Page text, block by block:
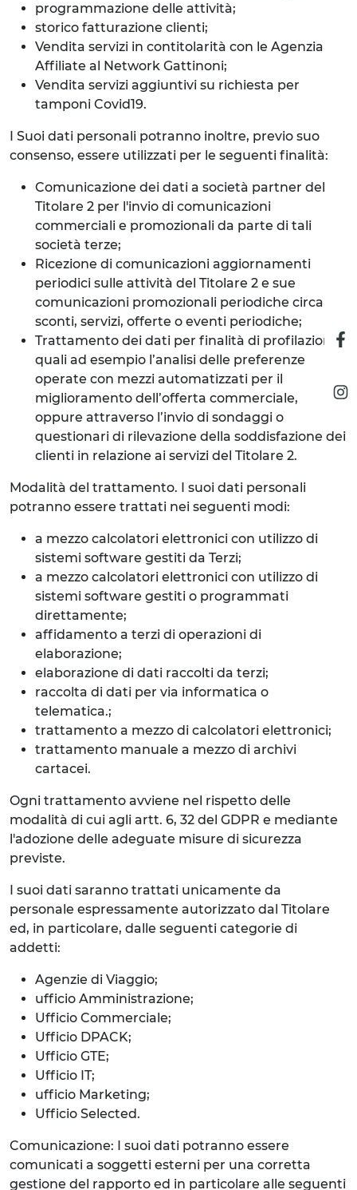
programmazione delle attività;
storico fatturazione clienti;
Vendita servizi in contitolarità con le Agenzia
Affiliate al Network Gattinoni;
Vendita servizi aggiuntivi su richiesta per
tamponi Covid19.
I Suoi dati personali potranno inoltre, previo suo
consenso, essere utilizzati per le seguenti finalità:
Comunicazione dei dati a società partner del
Titolare 2 per l'invio di comunicazioni
commerciali e promozionali da parte di tali
società terze;
Ricezione di comunicazioni aggiornamenti
periodici sulle attività del Titolare 2 e sue
comunicazioni promozionali periodiche circa
sconti, servizi, offerte o eventi periodiche;
Trattamento dei dati per finalità di profilazione,
quali ad esempio l’analisi delle preferenze
operate con mezzi automatizzati per il
miglioramento dell’offerta commerciale,
oppure attraverso l’invio di sondaggi o
questionari di rilevazione della soddisfazione dei
clienti in relazione ai servizi del Titolare 2.
Modalità del trattamento. I suoi dati personali
potranno essere trattati nei seguenti modi:
a mezzo calcolatori elettronici con utilizzo di
sistemi software gestiti da Terzi;
a mezzo calcolatori elettronici con utilizzo di
sistemi software gestiti o programmati
direttamente;
affidamento a terzi di operazioni di
elaborazione;
elaborazione di dati raccolti da terzi;
raccolta di dati per via informatica o
telematica.;
trattamento a mezzo di calcolatori elettronici;
trattamento manuale a mezzo di archivi
cartacei.
Ogni trattamento avviene nel rispetto delle
modalità di cui agli artt. 6, 32 del GDPR e mediante
l'adozione delle adeguate misure di sicurezza
previste.
I suoi dati saranno trattati unicamente da
personale espressamente autorizzato dal Titolare
ed, in particolare, dalle seguenti categorie di
addetti:
Agenzie di Viaggio;
ufficio Amministrazione;
Ufficio Commerciale;
Ufficio DPACK;
Ufficio GTE;
Ufficio IT;
ufficio Marketing;
Ufficio Selected.
Comunicazione: I suoi dati potranno essere
comunicati a soggetti esterni per una corretta
gestione del rapporto ed in particolare alle seguenti